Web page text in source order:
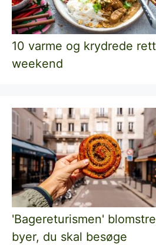
10 varme og krydrede
weekend
'Bagereturismen'
byer, du skal besøge